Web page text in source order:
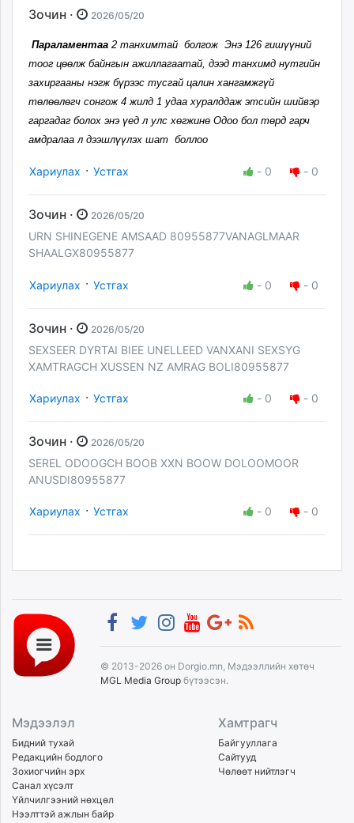
Зочин · 2026/05/20
Параламентаа 2 танхимтай болгож Энэ 126 гишүүний
тоог цөөлж байнгын ажиллагаатай, дээд танхимд нутгийн
захиргааны нэгж бүрээс тусгай цалин хангамжгүй
төлөөлөгч сонгож 4 жилд 1 удаа хуралддаж этсийн шийвэр
гаргадаг болох энэ үед л улс хөгжинө Одоо бол төрд гарч
амдралаа л дээшлүүлэх шат боллоо
Хариулах · Устгах - 0 - 0
Зочин · 2026/05/20
URN SHINEGENE AMSAAD 80955877VANAGLMAAR
SHAALGX80955877
Хариулах · Устгах - 0 - 0
Зочин · 2026/05/20
SEXSEER DYRTAI BIEE UNELLEED VANXANI SEXSYG
XAMTRAGCH XUSSEN NZ AMRAG BOLI80955877
Хариулах · Устгах - 0 - 0
Зочин · 2026/05/20
SEREL ODOOGCH BOOB XXN BOOW DOLOOMOOR
ANUSDI80955877
Хариулах · Устгах - 0 - 0
© 2013-2026 он Dorgio.mn, Мэдээллийн хөтөч
MGL Media Group бүтээсэн.
Мэдээлэл
Бидний тухай
Редакцийн бодлого
Зохиогчийн эрх
Санал хүсэлт
Үйлчилгээний нөхцөл
Нээлттэй ажлын байр
Хамтрагч
Байгууллага
Сайтууд
Чөлөөт нийтлэгч